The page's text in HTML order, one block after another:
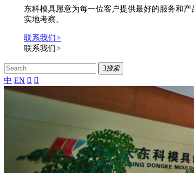
东科模具愿意为每一位客户提供最好的服务和
实地考察。
联系我们>
联系我们>
搜索
中 EN  